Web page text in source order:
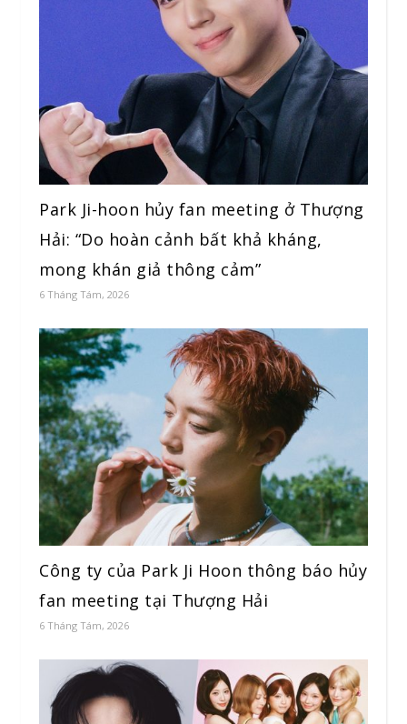
Park Ji-hoon hủy fan meeting ở Thượng
Hải: “Do hoàn cảnh bất khả kháng,
mong khán giả thông cảm”
6 Tháng Tám, 2026
Công ty của Park Ji Hoon thông báo hủy
fan meeting tại Thượng Hải
6 Tháng Tám, 2026